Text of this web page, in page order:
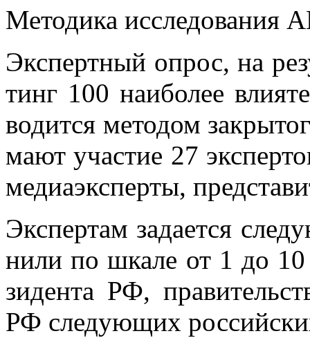
Ме­то­ди­ка ис­сле­до­ва­ния
Экс­перт­ный опрос, на
тинг 100 наи­бо­лее
во­дит­ся ме­то­дом
ма­ют уча­стие 27
ме­ди­а­экс­пер­ты,
Экс­пер­там за­да­ет­ся
ни­ли по шка­ле от 1 до
зи­ден­та РФ,
РФ сле­ду­ю­щих